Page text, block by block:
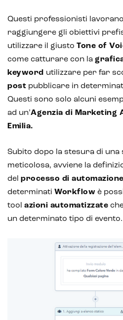
Questi professionisti
raggiungere gli obiettivi
utilizzare il giusto Tone of
come catturare con la
keyword utilizzare per far
post pubblicare in
Questi sono solo alcuni
ad un’Agenzia di Marketing
Emilia.
Subito dopo la stesura di
meticolosa, avviene la
del processo di automazione
determinati Workflow è
tool azioni automatizzate
un determinato tipo di evento.